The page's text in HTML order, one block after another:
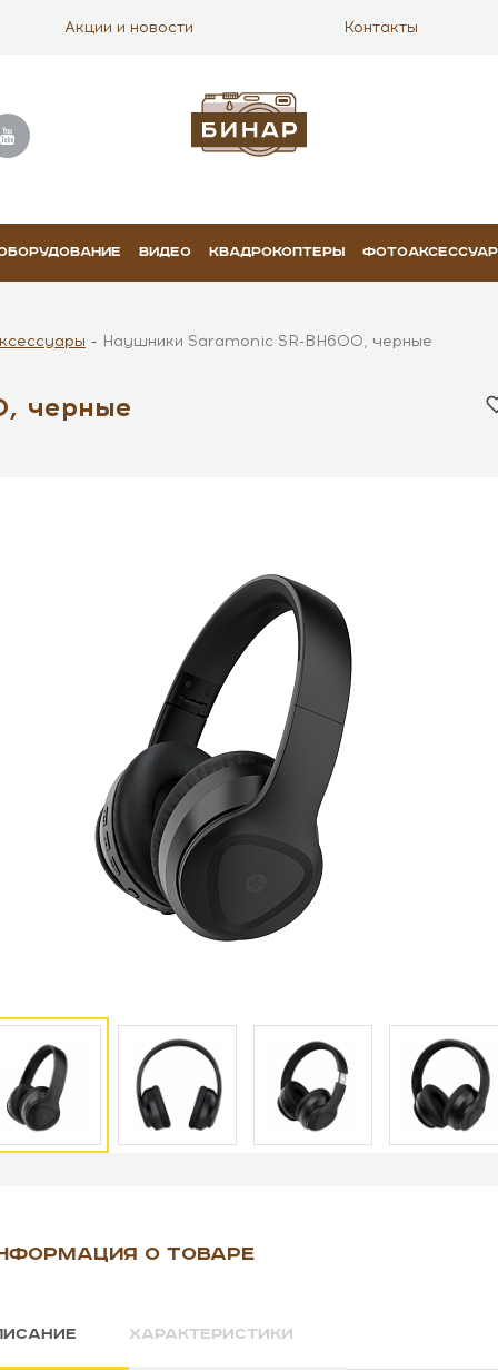
Акции и новости Контакты
ВИДЕО КВАДРОКОПТЕРЫ
Наушники Saramonic SR-BH600, черные
черные
О ТОВАРЕ
ХАРАКТЕРИСТИКИ